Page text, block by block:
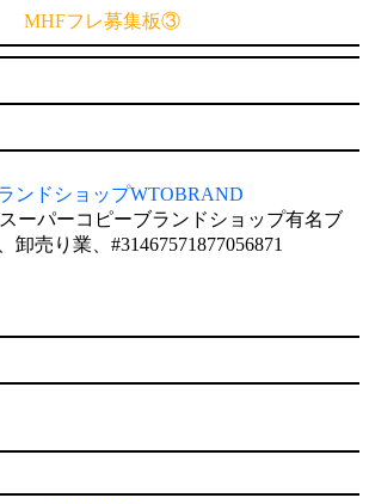
MHFフレ募集板③
ンドショップWTOBRAND
ーパーコピーブランドショップ有名ブ
卸売り業、#31467571877056871